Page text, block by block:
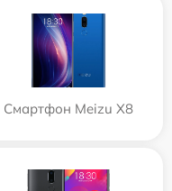
Смартфон Meizu X8